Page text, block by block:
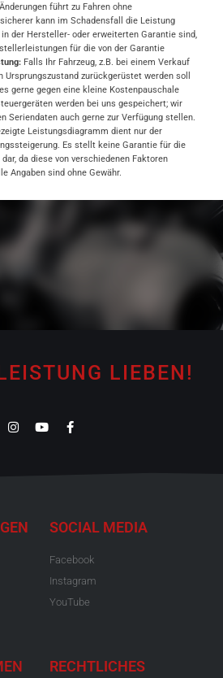
führt zu Fahren ohne
kann im Schadensfall die Leistung
in der Hersteller- oder erweiterten Garantie sind,
für die von der Garantie
Falls Ihr Fahrzeug, z.B. bei einem Verkauf
Ursprungszustand zurückgerüstet werden soll
gerne gegen eine kleine Kostenpauschale
werden bei uns gespeichert; wir
Seriendaten auch gerne zur Verfügung stellen.
Leistungsdiagramm dient nur der
Es stellt keine Garantie für die
da diese von verschiedenen Faktoren
Angaben sind ohne Gewähr.
LIEBEN!
SOCIAL MEDIA
Facebook
Instagram
YouTube
RECHTLICHES